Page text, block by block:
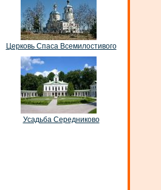
Церковь Спаса Всемилостивого
Усадьба Середниково